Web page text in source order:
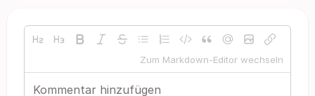
Zum Markdown-Editor wechseln